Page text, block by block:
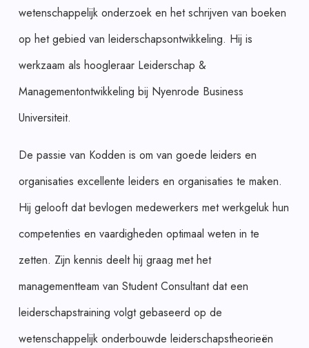
wetenschappelijk onderzoek en het schrijven van boeken
op het gebied van leiderschapsontwikkeling. Hij is
werkzaam als hoogleraar Leiderschap &
Managementontwikkeling bij Nyenrode Business
Universiteit.
De passie van Kodden is om van goede leiders en
organisaties excellente leiders en organisaties te maken.
Hij gelooft dat bevlogen medewerkers met werkgeluk hun
competenties en vaardigheden optimaal weten in te
zetten. Zijn kennis deelt hij graag met het
managementteam van Student Consultant dat een
leiderschapstraining volgt gebaseerd op de
wetenschappelijk onderbouwde leiderschapstheorieën